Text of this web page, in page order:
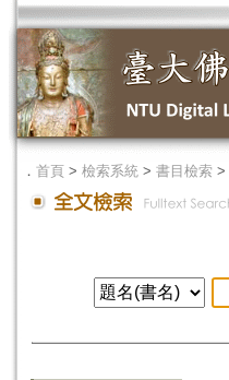
． 首頁 > 檢索系統 > 書目檢索 >